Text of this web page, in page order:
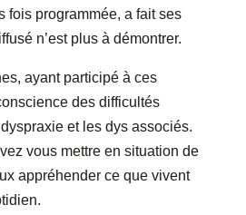
fois programmée, a fait ses
n’est plus à démontrer.
ayant participé à ces
des difficultés
et les dys associés.
vous mettre en situation de
appréhender ce que vivent